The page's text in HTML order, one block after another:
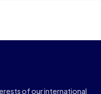
of our international